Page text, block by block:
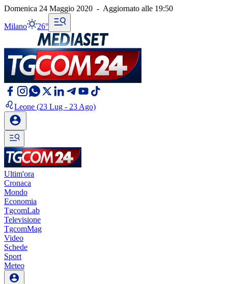
Domenica 24 Maggio 2020 - Aggiornato alle 19:50
Milano 26°
Leone (23 Lug - 23 Ago)
Ultim'ora
Cronaca
Mondo
Economia
TgcomLab
Televisione
TgcomMag
Video
Schede
Sport
Meteo